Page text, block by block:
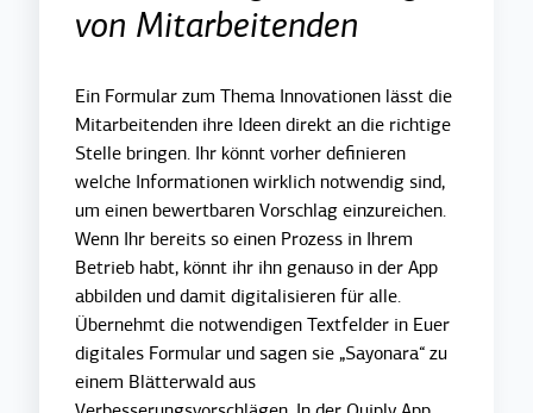
von Mitarbeitenden
Ein Formular zum Thema Innovationen lässt die
Mitarbeitenden ihre Ideen direkt an die richtige
Stelle bringen. Ihr könnt vorher definieren
welche Informationen wirklich notwendig sind,
um einen bewertbaren Vorschlag einzureichen.
Wenn Ihr bereits so einen Prozess in Ihrem
Betrieb habt, könnt ihr ihn genauso in der App
abbilden und damit digitalisieren für alle.
Übernehmt die notwendigen Textfelder in Euer
digitales Formular und sagen sie „Sayonara“ zu
einem Blätterwald aus